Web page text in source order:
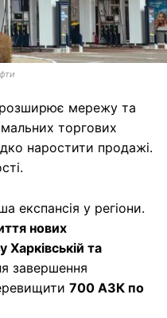
розширює мережу та
торгових
наростити продажі.
експансія у регіони.
нових
Харківській та
завершення
700 АЗК по